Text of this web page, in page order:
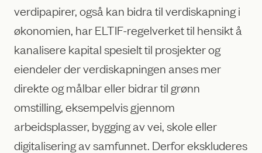
verdipapirer, også kan bidra til verdiskapning i
økonomien, har ELTIF-regelverket til hensikt å
kanalisere kapital spesielt til prosjekter og
eiendeler der verdiskapningen anses mer
direkte og målbar eller bidrar til grønn
omstilling, eksempelvis gjennom
arbeidsplasser, bygging av vei, skole eller
digitalisering av samfunnet. Derfor ekskluderes